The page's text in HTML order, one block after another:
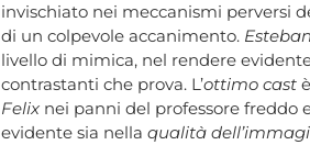
invischiato nei meccanismi perversi
di un colpevole accanimento.
livello di mimica, nel rendere
contrastanti che prova. L’ottimo cast
Felix nei panni del professore freddo
evidente sia nellaqualità